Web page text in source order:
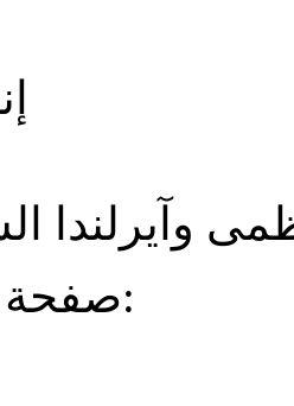
وآيرلندا
صفحة الاقتباس: